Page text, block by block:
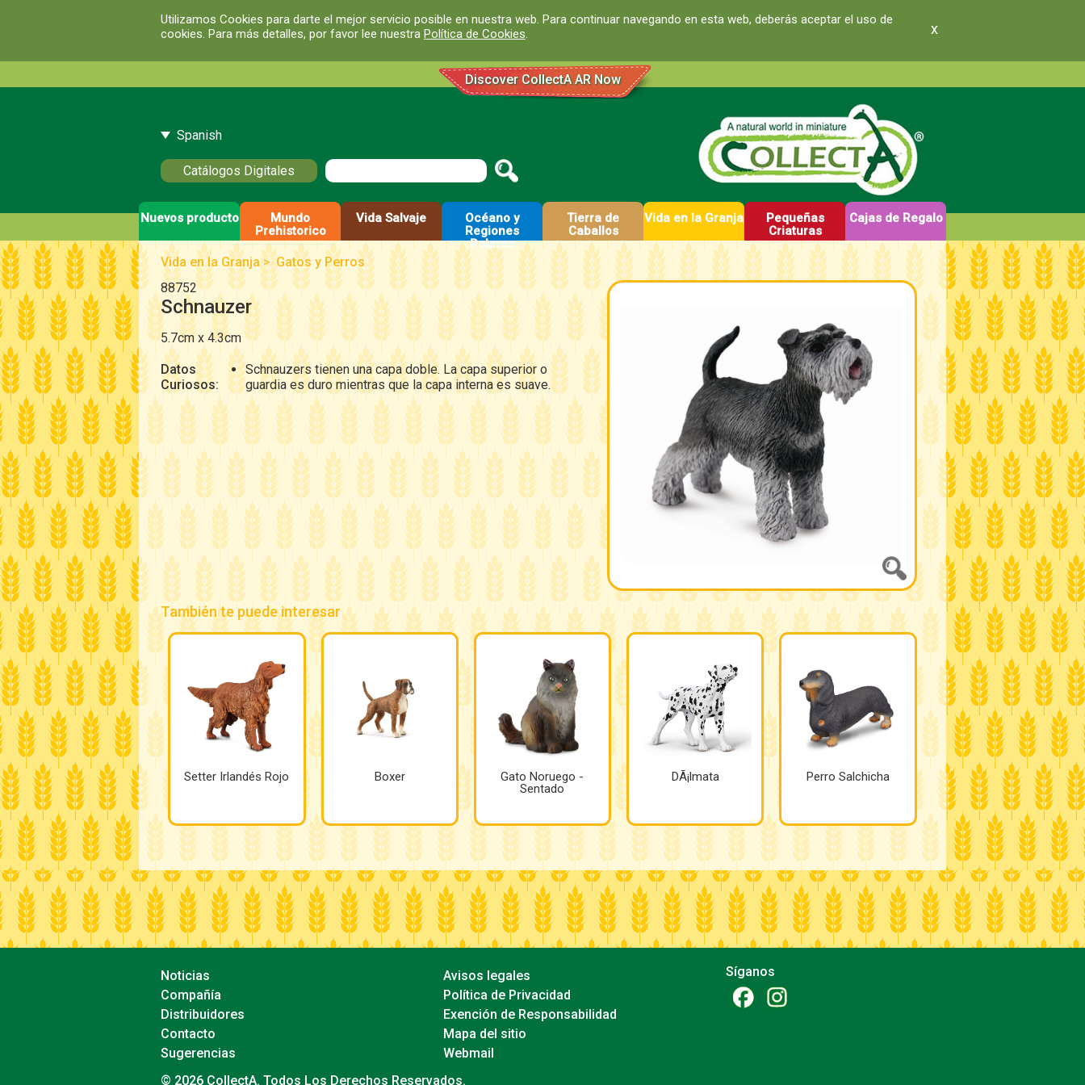
Utilizamos Cookies para darte el mejor servicio posible en nuestra web. Para continuar navegando en esta web, deberás aceptar el uso de
cookies. Para más detalles, por favor lee nuestra Política de Cookies. x
Discover CollectA AR Now
Spanish
Catálogos Digitales
Nuevos producto
Mundo
Prehistorico
Vida Salvaje
Océano y
Regiones
Polares
Tierra de
Caballos
Vida en la Granja
Pequeñas
Criaturas
Cajas de Regalo
Vida en la Granja> Gatos y Perros
88752
Schnauzer
5.7cm x 4.3cm
Datos
Curiosos:
Schnauzers tienen una capa doble. La capa superior o
guardia es duro mientras que la capa interna es suave.
También te puede interesar
Setter Irlandés Rojo Boxer
Gato Noruego -
Sentado
DÃ¡lmata Perro Salchicha
Noticias
Compañía
Distribuidores
Contacto
Sugerencias
Avisos legales
Política de Privacidad
Exención de Responsabilidad
Mapa del sitio
Webmail
Síganos
© 2026 CollectA. Todos Los Derechos Reservados.